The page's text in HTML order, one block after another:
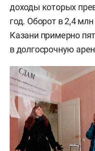
доходы которых
год. Оборот в 2,4
Казани примерно
в долгосрочную